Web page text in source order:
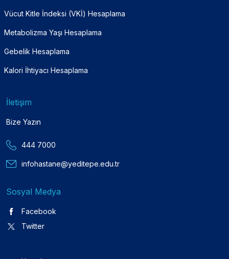
Vücut Kitle İndeksi (VKİ) Hesaplama
Metabolizma Yaşı Hesaplama
Gebelik Hesaplama
Kalori İhtiyacı Hesaplama
İletişim
Bize Yazın
444 7000
infohastane@yeditepe.edu.tr
Sosyal Medya
Facebook
Twitter